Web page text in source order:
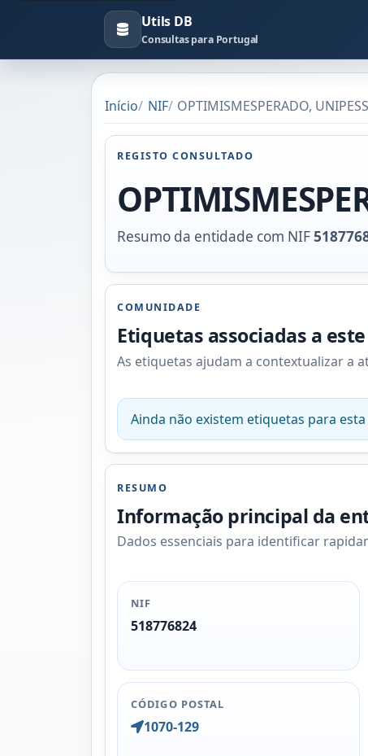
Utils DB
Consultas para Portugal
Início NIF OPTIMISMESPERADO,
REGISTO CONSULTADO
Resumo da entidade com NIF
COMUNIDADE
Etiquetas associadas a
As etiquetas ajudam a contextualizar a
Ainda não existem etiquetas para
RESUMO
Informação principal da
Dados essenciais para identificar
NIF
518776824
CÓDIGO POSTAL
1070-129